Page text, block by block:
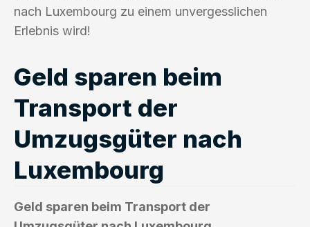
nach Luxembourg zu einem unvergesslichen
Erlebnis wird!
Geld sparen beim
Transport der
Umzugsgüter nach
Luxembourg
Geld sparen beim Transport der